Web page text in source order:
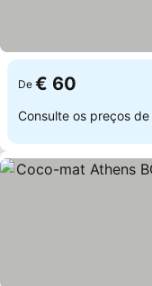
De € 60
Consulte os preços de